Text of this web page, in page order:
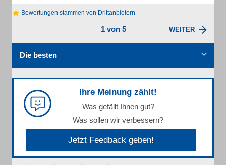
Bewertungen stammen von Drittanbietern
1 von 5 WEITER
Die besten
Ihre Meinung zählt!
Was gefällt Ihnen gut?
Was sollen wir verbessern?
Jetzt Feedback geben!